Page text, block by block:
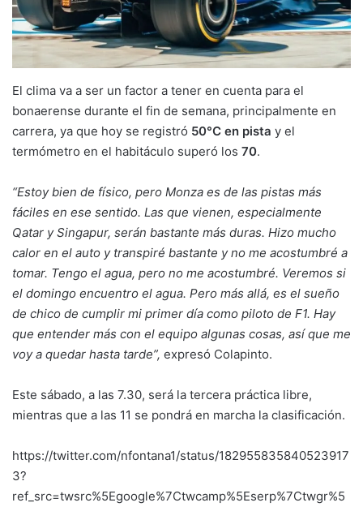
El clima va a ser un factor a tener en cuenta para el
bonaerense durante el fin de semana, principalmente en
carrera, ya que hoy se registró 50°C en pista y el
termómetro en el habitáculo superó los 70.
“Estoy bien de físico, pero Monza es de las pistas más
fáciles en ese sentido. Las que vienen, especialmente
Qatar y Singapur, serán bastante más duras. Hizo mucho
calor en el auto y transpiré bastante y no me acostumbré a
tomar. Tengo el agua, pero no me acostumbré. Veremos si
el domingo encuentro el agua. Pero más allá, es el sueño
de chico de cumplir mi primer día como piloto de F1. Hay
que entender más con el equipo algunas cosas, así que me
voy a quedar hasta tarde”, expresó Colapinto.
Este sábado, a las 7.30, será la tercera práctica libre,
mientras que a las 11 se pondrá en marcha la clasificación.
https://twitter.com/nfontana1/status/182955835840523917
3?
ref_src=twsrc%5Egoogle%7Ctwcamp%5Eserp%7Ctwgr%5